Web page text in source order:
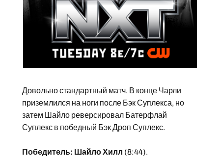
Довольно стандартный матч. В конце Чарли
приземлился на ноги после Бэк Суплекса, но
затем Шайло реверсировал Батерфлай
Суплекс в победный Бэк Дроп Суплекс.
Победитель: Шайло Хилл (8:44).